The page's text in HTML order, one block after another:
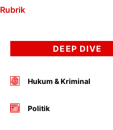
Rubrik
DEEP DIVE
Hukum & Kriminal
Politik